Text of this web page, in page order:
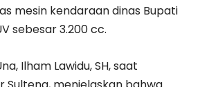
mesin kendaraan dinas Bupati
sebesar 3.200 cc.
Ilham Lawidu, SH, saat